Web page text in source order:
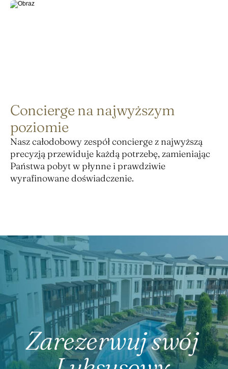
Concierge na najwyższym
poziomie
Nasz całodobowy zespół concierge z najwyższą
precyzją przewiduje każdą potrzebę, zamieniając
Państwa pobyt w płynne i prawdziwie
wyrafinowane doświadczenie.
Zarezerwuj swój